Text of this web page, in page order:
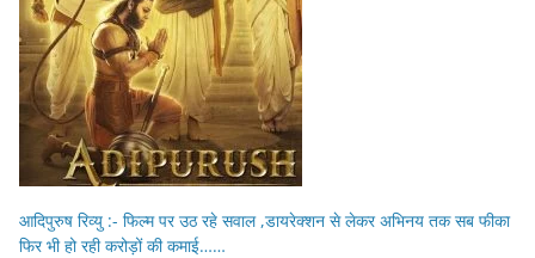
आदिपुरुष रिव्यु :- फिल्म पर उठ रहे सवाल ,डायरेक्शन से लेकर अभिनय तक सब फीका
फिर भी हो रही करोड़ों की कमाई……